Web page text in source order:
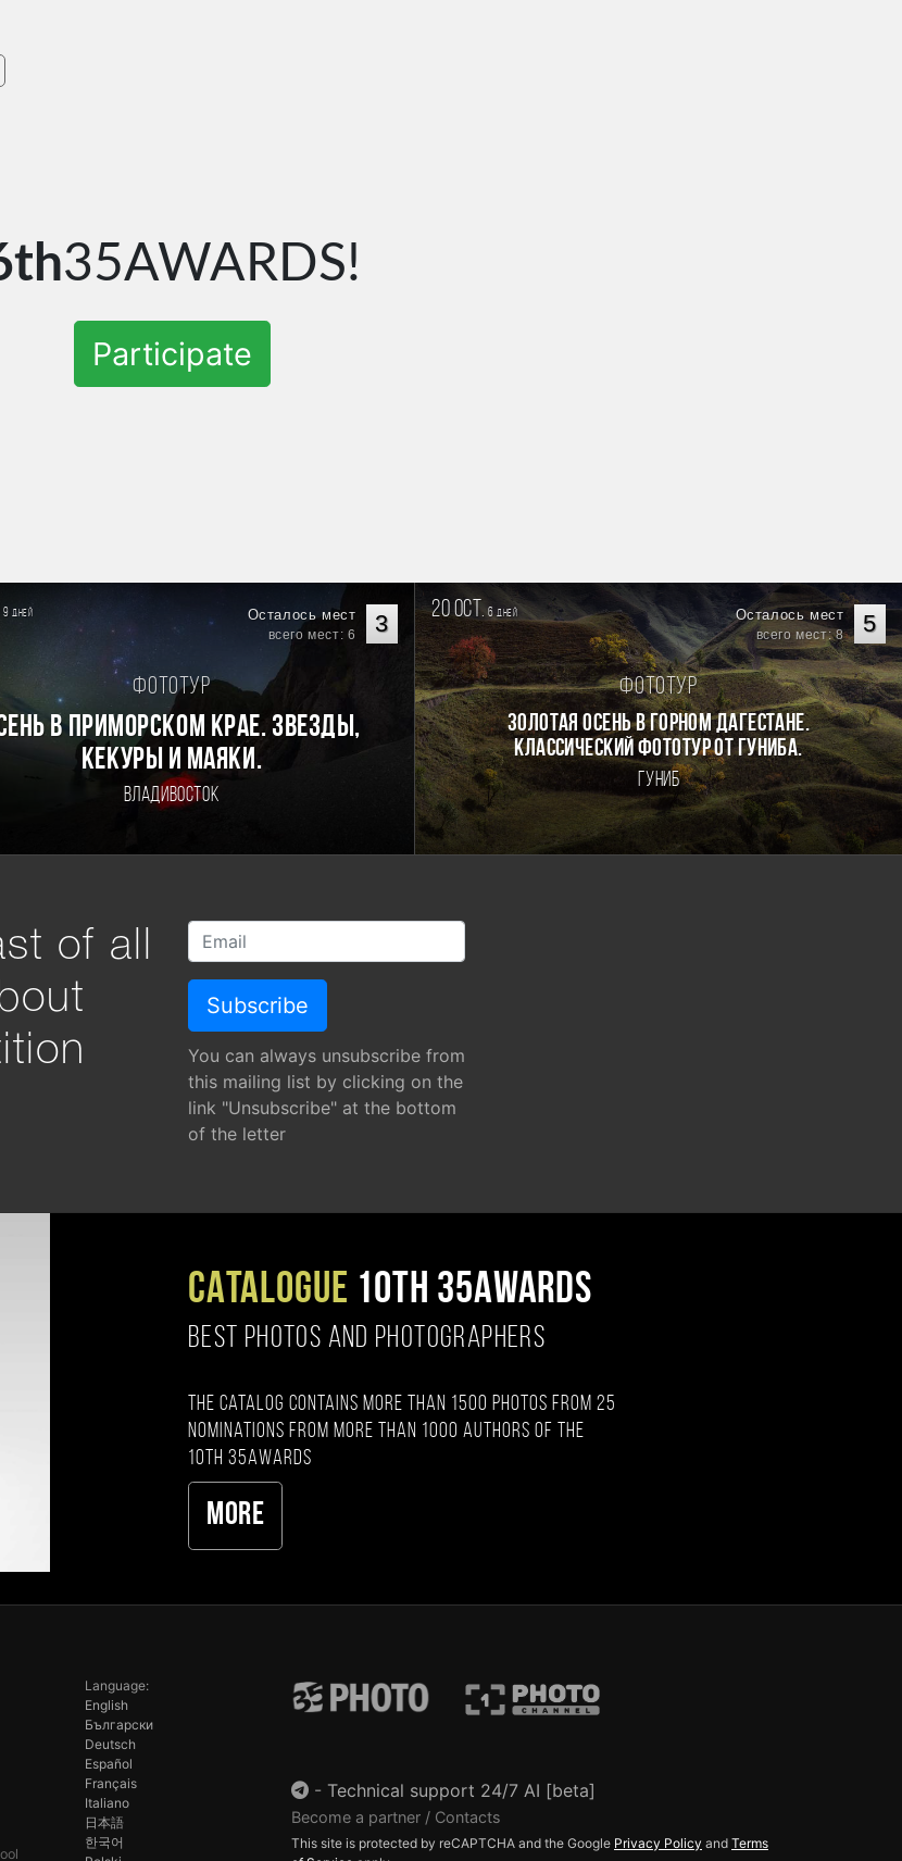
35AWARDS!
Participate
9дней 3
Осталось мест
всего мест: 6
Фототур
в Приморском Крае. Звезды,
кекуры и маяки.
Владивосток
20 oct. 6дней 5
Осталось мест
всего мест: 8
Фототур
Золотая осень в горном Дагестане.
Классический фототур от Гуниба.
Гуниб
of all
You can always unsubscribe from
this mailing list by clicking on the
link "Unsubscribe" at the bottom
of the letter
CATALOGUE 10TH 35AWARDS
BEST PHOTOS AND PHOTOGRAPHERS
The catalog contains more than 1500 photos from 25
nominations from more than 1000 authors of the
10th 35AWARDS
More
Language:
English
Български
Deutsch
Español
Français
Italiano
日本語
한국어
- Technical support 24/7 AI [beta]
Become a partner / Contacts
This site is protected by reCAPTCHA and the Google Privacy Policy and Terms